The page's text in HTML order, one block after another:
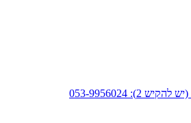
להקיש 2): 053-9956024